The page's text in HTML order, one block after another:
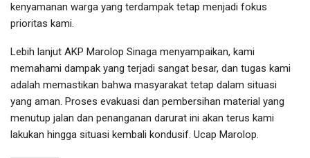
kenyamanan warga yang terdampak tetap menjadi fokus
prioritas kami.
Lebih lanjut AKP Marolop Sinaga menyampaikan, kami
memahami dampak yang terjadi sangat besar, dan tugas kami
adalah memastikan bahwa masyarakat tetap dalam situasi
yang aman. Proses evakuasi dan pembersihan material yang
menutup jalan dan penanganan darurat ini akan terus kami
lakukan hingga situasi kembali kondusif. Ucap Marolop.